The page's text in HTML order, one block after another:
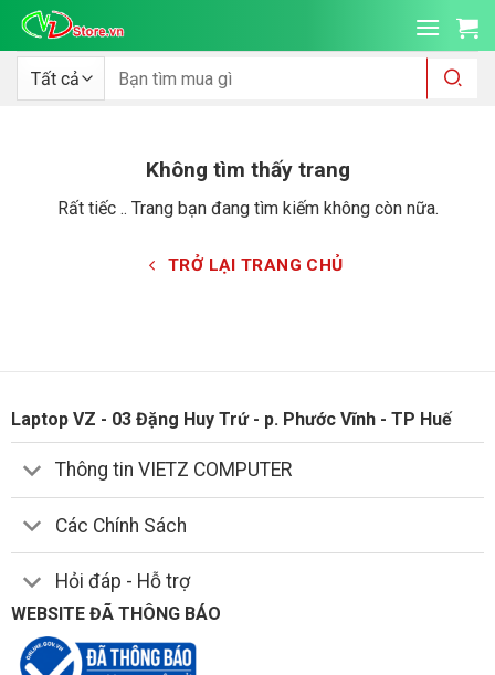
qua
dung
Tìm
kiếm:
Không tìm thấy trang
Rất tiếc .. Trang bạn đang tìm kiếm không còn nữa.
TRỞ LẠI TRANG CHỦ
Laptop VZ - 03 Đặng Huy Trứ - p. Phước Vĩnh - TP Huế
Thông tin VIETZ COMPUTER
Các Chính Sách
Hỏi đáp - Hỗ trợ
WEBSITE ĐÃ THÔNG BÁO